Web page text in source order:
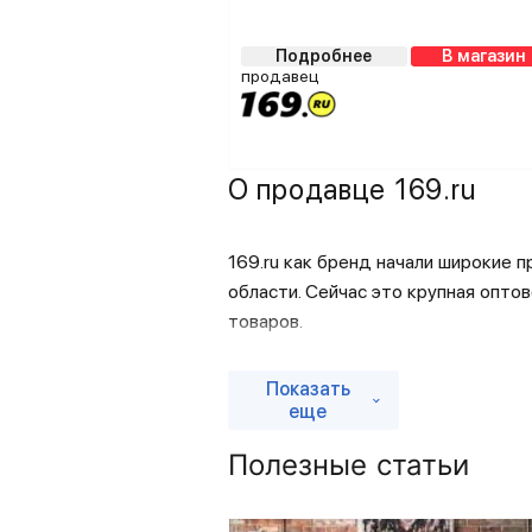
Подробнее
В магазин
продавец
О продавце 169.ru
169.ru как бренд начали широкие
области. Сейчас это крупная
товаров.
Начиная реализацию мебели,
позволили расширить сферу
компания напрямую работает с
Показать
еще
Полезные статьи